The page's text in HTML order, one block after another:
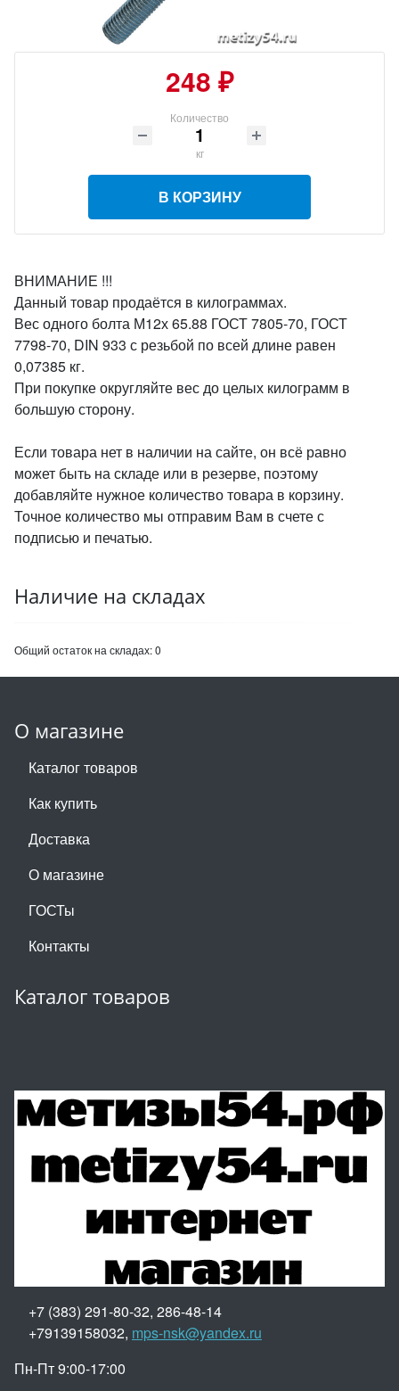
248 ₽
Количество
кг
В КОРЗИНУ
ВНИМАНИЕ !!!
Данный товар продаётся в килограммах.
Вес одного болта М12х 65.88 ГОСТ 7805-70, ГОСТ
7798-70, DIN 933 с резьбой по всей длине равен
0,07385 кг.
При покупке округляйте вес до целых килограмм в
большую сторону.
Если товара нет в наличии на сайте, он всё равно
может быть на складе или в резерве, поэтому
добавляйте нужное количество товара в корзину.
Точное количество мы отправим Вам в счете с
подписью и печатью.
Наличие на складах
Общий остаток на складах:0
О магазине
Каталог товаров
Как купить
Доставка
О магазине
ГОСТы
Контакты
Каталог товаров
+7 (383) 291-80-32, 286-48-14
+79139158032, mps-nsk@yandex.ru
Пн-Пт 9:00-17:00